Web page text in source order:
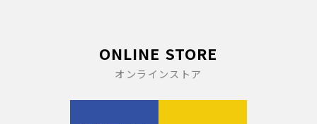
ONLINE STORE
オンラインストア